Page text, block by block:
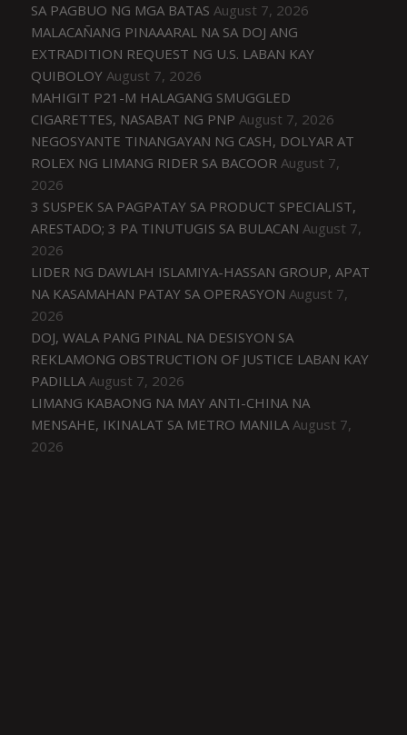
SA PAGBUO NG MGA BATAS August 7, 2026
MALACAÑANG PINAAARAL NA SA DOJ ANG
EXTRADITION REQUEST NG U.S. LABAN KAY
QUIBOLOY August 7, 2026
MAHIGIT P21-M HALAGANG SMUGGLED
CIGARETTES, NASABAT NG PNP August 7, 2026
NEGOSYANTE TINANGAYAN NG CASH, DOLYAR AT
ROLEX NG LIMANG RIDER SA BACOOR August 7,
2026
3 SUSPEK SA PAGPATAY SA PRODUCT SPECIALIST,
ARESTADO; 3 PA TINUTUGIS SA BULACAN August 7,
2026
LIDER NG DAWLAH ISLAMIYA-HASSAN GROUP, APAT
NA KASAMAHAN PATAY SA OPERASYON August 7,
2026
DOJ, WALA PANG PINAL NA DESISYON SA
REKLAMONG OBSTRUCTION OF JUSTICE LABAN KAY
PADILLA August 7, 2026
LIMANG KABAONG NA MAY ANTI-CHINA NA
MENSAHE, IKINALAT SA METRO MANILA August 7,
2026